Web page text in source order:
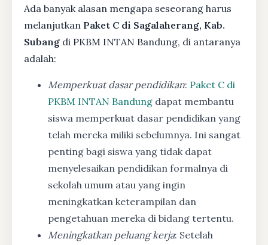
Ada banyak alasan mengapa seseorang harus
melanjutkan Paket C di Sagalaherang, Kab.
Subang di PKBM INTAN Bandung, di antaranya
adalah:
Memperkuat dasar pendidikan: Paket C di
PKBM INTAN Bandung dapat membantu
siswa memperkuat dasar pendidikan yang
telah mereka miliki sebelumnya. Ini sangat
penting bagi siswa yang tidak dapat
menyelesaikan pendidikan formalnya di
sekolah umum atau yang ingin
meningkatkan keterampilan dan
pengetahuan mereka di bidang tertentu.
Meningkatkan peluang kerja: Setelah